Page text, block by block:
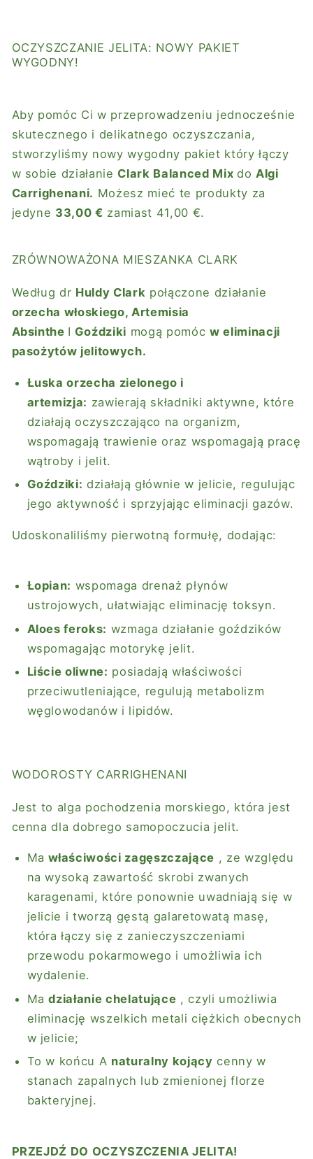
OCZYSZCZANIE JELITA: NOWY PAKIET
WYGODNY!
Aby pomóc Ci w przeprowadzeniu jednocześnie
skutecznego i delikatnego oczyszczania,
stworzyliśmy nowy wygodny pakiet który łączy
w sobie działanie Clark Balanced Mix do Algi
Carrighenani. Możesz mieć te produkty za
jedyne 33,00 € zamiast 41,00 €.
ZRÓWNOWAŻONA MIESZANKA CLARK
Według dr Huldy Clark połączone działanie
orzecha włoskiego, Artemisia
Absinthe I Goździki mogą pomóc w eliminacji
pasożytów jelitowych.
Łuska orzecha zielonego i
artemizja: zawierają składniki aktywne, które
działają oczyszczająco na organizm,
wspomagają trawienie oraz wspomagają pracę
wątroby i jelit.
Goździki: działają głównie w jelicie, regulując
jego aktywność i sprzyjając eliminacji gazów.
Udoskonaliliśmy pierwotną formułę, dodając:
Łopian: wspomaga drenaż płynów
ustrojowych, ułatwiając eliminację toksyn.
Aloes feroks: wzmaga działanie goździków
wspomagając motorykę jelit.
Liście oliwne: posiadają właściwości
przeciwutleniające, regulują metabolizm
węglowodanów i lipidów.
WODOROSTY CARRIGHENANI
Jest to alga pochodzenia morskiego, która jest
cenna dla dobrego samopoczucia jelit.
Ma właściwości zagęszczające , ze względu
na wysoką zawartość skrobi zwanych
karagenami, które ponownie uwadniają się w
jelicie i tworzą gęstą galaretowatą masę,
która łączy się z zanieczyszczeniami
przewodu pokarmowego i umożliwia ich
wydalenie.
Madziałanie chelatujące , czyli umożliwia
eliminację wszelkich metali ciężkich obecnych
w jelicie;
To w końcu A naturalny kojący cenny w
stanach zapalnych lub zmienionej florze
bakteryjnej.
PRZEJDŹ DO OCZYSZCZENIA JELITA!